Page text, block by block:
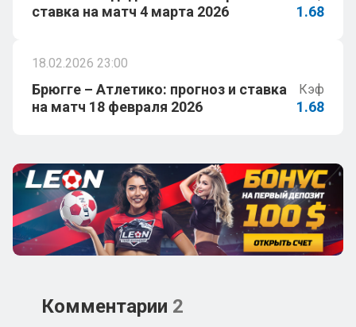
ставка на матч 4 марта 2026
1.68
18.02.2026 23:00
Брюгге – Атлетико: прогноз и ставка
на матч 18 февраля 2026
Кэф
1.68
Комментарии 2